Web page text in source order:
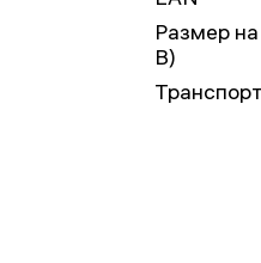
Размер
В)